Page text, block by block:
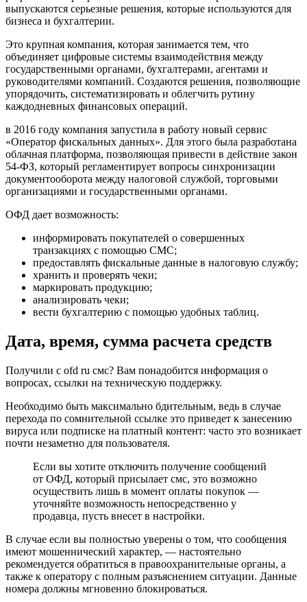
выпускаются серьезные решения, которые используются для
бизнеса и бухгалтерии.
Это крупная компания, которая занимается тем, что
объединяет цифровые системы взаимодействия между
государственными органами, бухгалтерами, агентами и
руководителями компаний. Создаются решения, позволяющие
упорядочить, систематизировать и облегчить рутину
каждодневных финансовых операций.
в 2016 году компания запустила в работу новый сервис
«Оператор фискальных данных». Для этого была разработана
облачная платформа, позволяющая привести в действие закон
54-ФЗ, который регламентирует вопросы синхронизации
документооборота между налоговой службой, торговыми
организациями и государственными органами.
ОФД дает возможность:
информировать покупателей о совершенных
транзакциях с помощью СМС;
предоставлять фискальные данные в налоговую службу;
хранить и проверять чеки;
маркировать продукцию;
анализировать чеки;
вести бухгалтерию с помощью удобных таблиц.
Дата, время, сумма расчета средств
Получили с ofd ru смс? Вам понадобится информация о
вопросах, ссылки на техническую поддержку.
Необходимо быть максимально бдительным, ведь в случае
перехода по сомнительной ссылке это приведет к занесению
вируса или подписке на платный контент: часто это возникает
почти незаметно для пользователя.
Если вы хотите отключить получение сообщений
от ОФД, который присылает смс, это возможно
осуществить лишь в момент оплаты покупок —
уточняйте возможность непосредственно у
продавца, пусть внесет в настройки.
В случае если вы полностью уверены о том, что сообщения
имеют мошеннический характер, — настоятельно
рекомендуется обратиться в правоохранительные органы, а
также к оператору с полным разъяснением ситуации. Данные
номера должны мгновенно блокироваться.